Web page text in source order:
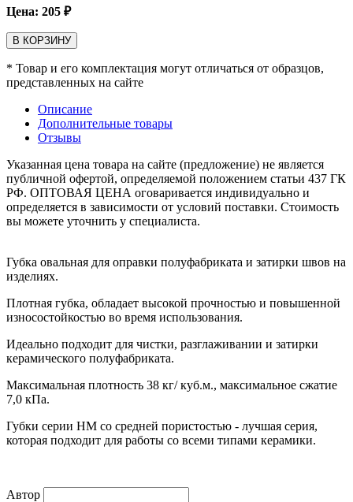
Цена: 205 ₽
В КОРЗИНУ
* Товар и его комплектация могут отличаться от образцов,
представленных на сайте
Описание
Дополнительные товары
Отзывы
Указанная цена товара на сайте (предложение) не является
публичной офертой, определяемой положением статьи 437 ГК
РФ. ОПТОВАЯ ЦЕНА оговаривается индивидуально и
определяется в зависимости от условий поставки. Стоимость
вы можете уточнить у специалиста.
Губка овальная для оправки полуфабриката и затирки швов на
изделиях.
Плотная губка, обладает высокой прочностью и повышенной
износостойкостью во время использования.
Идеально подходит для чистки, разглаживании и затирки
керамического полуфабриката.
Максимальная плотность 38 кг/ куб.м., максимальное сжатие
7,0 кПа.
Губки серии HM со средней пористостью - лучшая серия,
которая подходит для работы со всеми типами керамики.
Автор